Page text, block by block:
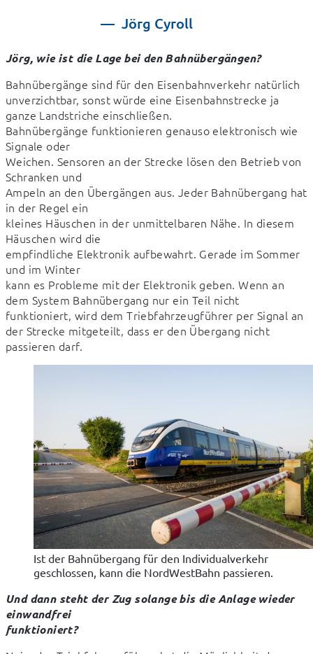
Jörg Cyroll
Jörg, wie ist die Lage bei den Bahnübergängen?
Bahnübergänge sind für den Eisenbahnverkehr natürlich
unverzichtbar, sonst würde eine Eisenbahnstrecke ja
ganze Landstriche einschließen.
Bahnübergänge funktionieren genauso elektronisch wie
Signale oder
Weichen. Sensoren an der Strecke lösen den Betrieb von
Schranken und
Ampeln an den Übergängen aus. Jeder Bahnübergang hat
in der Regel ein
kleines Häuschen in der unmittelbaren Nähe. In diesem
Häuschen wird die
empfindliche Elektronik aufbewahrt. Gerade im Sommer
und im Winter
kann es Probleme mit der Elektronik geben. Wenn an
dem System Bahnübergang nur ein Teil nicht
funktioniert, wird dem Triebfahrzeugführer per Signal an
der Strecke mitgeteilt, dass er den Übergang nicht
passieren darf.
Ist der Bahnübergang für den Individualverkehr
geschlossen, kann die NordWestBahn passieren.
Und dann steht der Zug solange bis die Anlage wieder
einwandfrei
funktioniert?